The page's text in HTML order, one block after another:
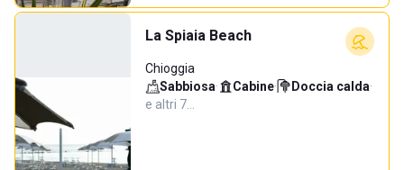
La Spiaia Beach
Chioggia
Sabbiosa· Cabine· Doccia calda·
e altri 7…